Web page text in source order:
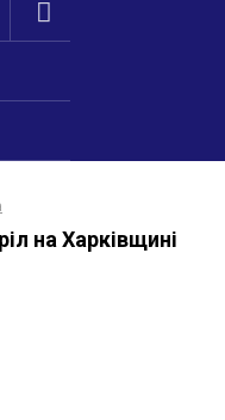
на Харківщині